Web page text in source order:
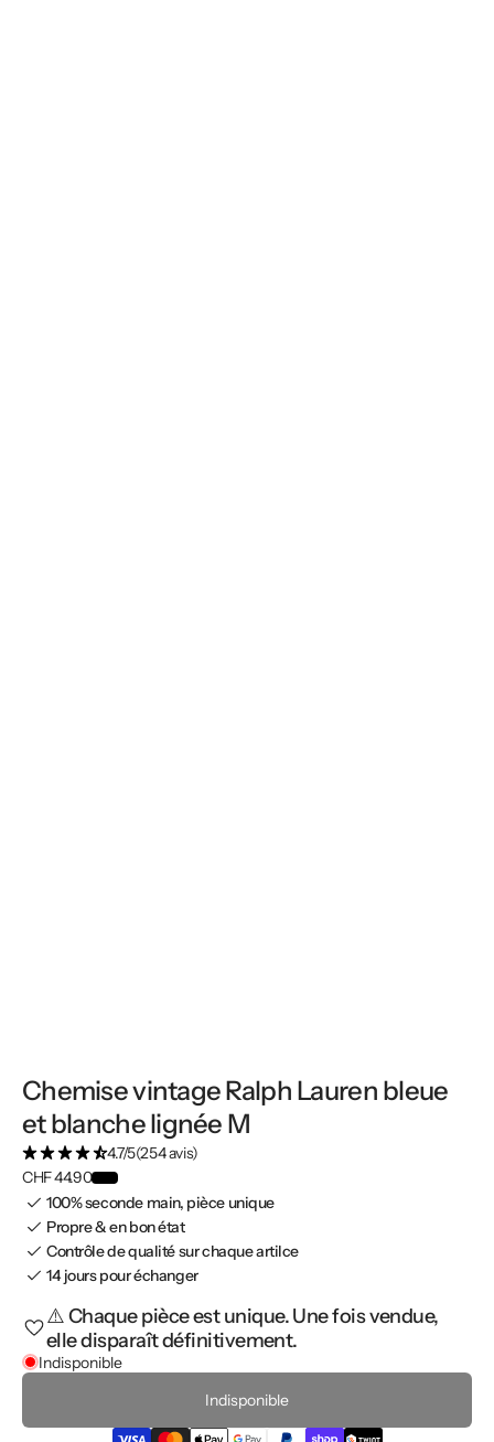
Chemise vintage Ralph Lauren bleue
et blanche lignée M
4.7/5(254 avis)
CHF 44.90
100% seconde main, pièce unique
Propre & en bon état
Contrôle de qualité sur chaque artilce
14 jours pour échanger
⚠️ Chaque pièce est unique. Une fois vendue,
elle disparaît définitivement.
Indisponible
Indisponible